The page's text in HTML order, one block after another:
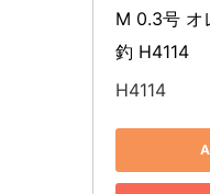
M 0.3号 オ
釣 H4114
H4114